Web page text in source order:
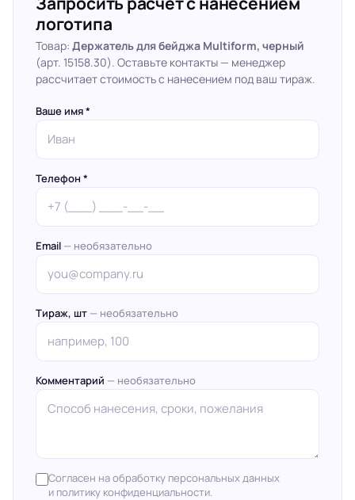
логотипа
Товар: Держатель для бейджа Multiform, черный
(арт. 15158.30). Оставьте контакты — менеджер
рассчитает стоимость с нанесением под ваш тираж.
Ваше имя *
Телефон *
Email — необязательно
Тираж, шт — необязательно
Комментарий — необязательно
Согласен на обработку персональных данных
и политику конфиденциальности.